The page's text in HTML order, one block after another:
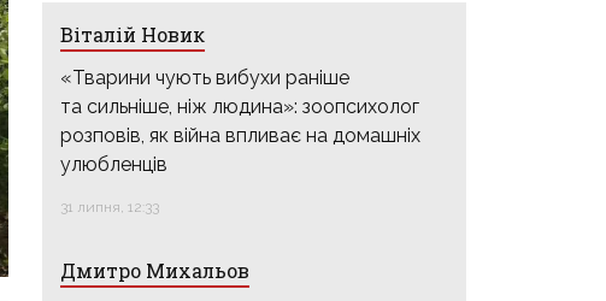
Віталій Новик
«Тварини чують вибухи раніше
та сильніше, ніж людина»: зоопсихолог
розповів, як війна впливає на домашніх
улюбленців
31 липня, 12:33
Дмитро Михальов